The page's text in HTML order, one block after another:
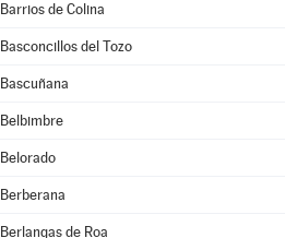
Barrios de Colina
Basconcillos del Tozo
Bascuñana
Belbimbre
Belorado
Berberana
Berlangas de Roa